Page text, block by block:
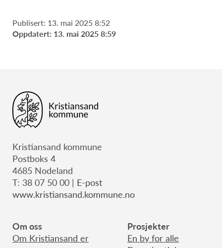
Publisert: 13. mai 2025 8:52
Oppdatert: 13. mai 2025 8:59
Kristiansand kommune
Postboks 4
4685 Nodeland
T: 38 07 50 00 | E-post
www.kristiansand.kommune.no
Om oss
Om Kristiansand er
Prosjekter
En by for alle